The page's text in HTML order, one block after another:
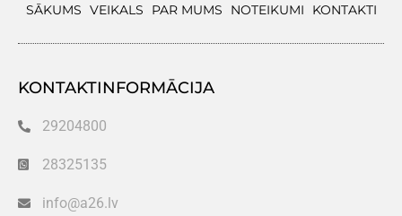
SĀKUMS VEIKALS PAR MUMS NOTEIKUMI KONTAKTI
KONTAKTINFORMĀCIJA
29204800
28325135
info@a26.lv